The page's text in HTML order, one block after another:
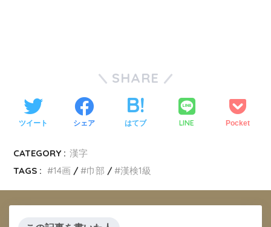
SHARE
ツイート シェア はてブ LINE Pocket
CATEGORY : 漢字
TAGS :
14画 巾部 漢検1級